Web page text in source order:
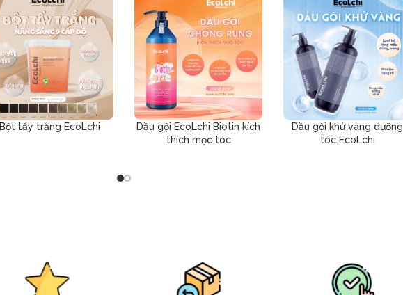
Bột tẩy trắng EcoLchi
Dầu gội EcoLchi Biotin kích
thích mọc tóc
Dầu gội khử vàng dưỡng
tóc EcoLchi